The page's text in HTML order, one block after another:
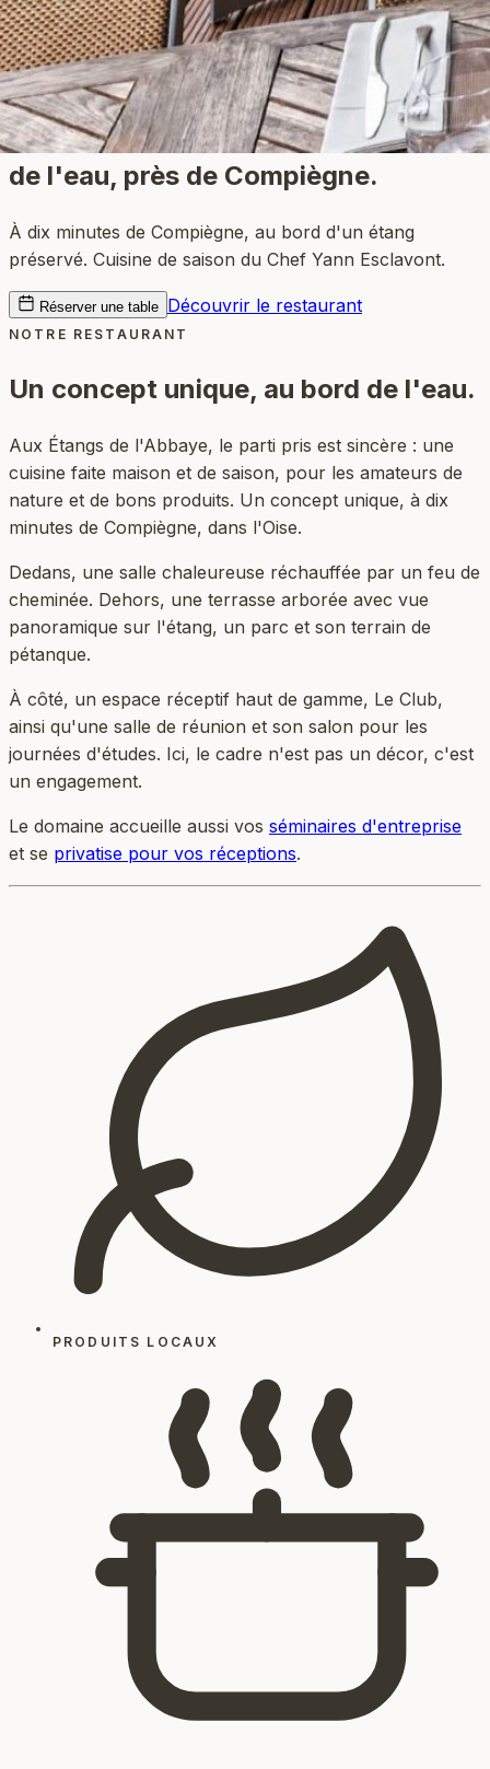
Restaurant bistronomique
au bord
de l'eau, près de Compiègne.
À dix minutes de Compiègne, au bord d'un étang
préservé. Cuisine de saison du Chef Yann Esclavont.
Réserver une table Découvrir le restaurant
NOTRE RESTAURANT
Un concept unique, au bord de l'eau.
Aux Étangs de l'Abbaye, le parti pris est sincère : une
cuisine faite maison et de saison, pour les amateurs de
nature et de bons produits. Un concept unique, à dix
minutes de Compiègne, dans l'Oise.
Dedans, une salle chaleureuse réchauffée par un feu de
cheminée. Dehors, une terrasse arborée avec vue
panoramique sur l'étang, un parc et son terrain de
pétanque.
À côté, un espace réceptif haut de gamme, Le Club,
ainsi qu'une salle de réunion et son salon pour les
journées d'études. Ici, le cadre n'est pas un décor, c'est
un engagement.
Le domaine accueille aussi vos séminaires d'entreprise
et se privatise pour vos réceptions.
PRODUITS LOCAUX